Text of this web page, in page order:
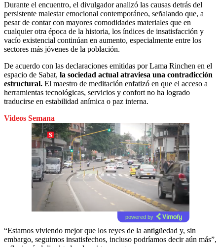
Durante el encuentro, el divulgador analizó las causas detrás del
persistente malestar emocional contemporáneo, señalando que, a
pesar de contar con mayores comodidades materiales que en
cualquier otra época de la historia, los índices de insatisfacción y
vacío existencial continúan en aumento, especialmente entre los
sectores más jóvenes de la población.
De acuerdo con las declaraciones emitidas por Lama Rinchen en el
espacio de Sabat, la sociedad actual atraviesa una contradicción
estructural. El maestro de meditación enfatizó en que el acceso a
herramientas tecnológicas, servicios y confort no ha logrado
traducirse en estabilidad anímica o paz interna.
Videos Semana
powered by
“Estamos viviendo mejor que los reyes de la antigüedad y, sin
embargo, seguimos insatisfechos, incluso podríamos decir aún más”,